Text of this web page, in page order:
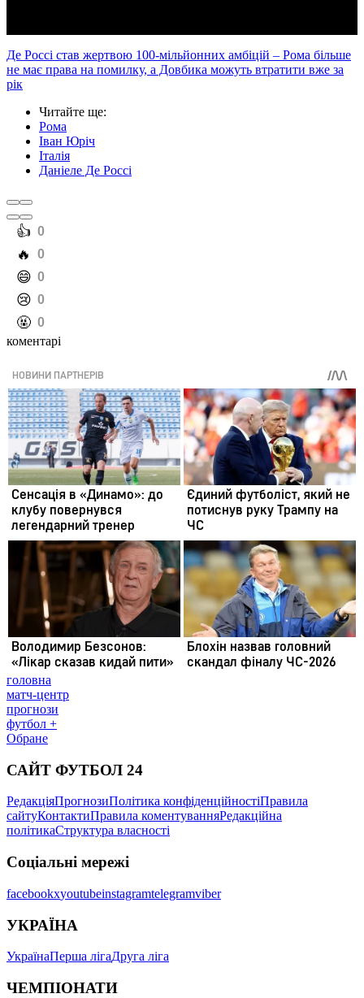
Де Россі став жертвою 100-мільйонних амбіцій – Рома більше
не має права на помилку, а Довбика можуть втратити вже за
рік
Читайте ще:
Рома
Іван Юріч
Італія
Даніеле Де Россі
️👍 0
️🔥 0
️😄 0
️😢 0
️🤬 0
коментарі
головна
матч-центр
прогнози
футбол +
Обране
САЙТ ФУТБОЛ 24
РедакціяПрогнозиПолітика конфіденційностіПравила
сайтуКонтактиПравила коментуванняРедакційна
політикаСтруктура власності
Соціальні мережі
facebookxyoutubeinstagramtelegramviber
УКРАЇНА
УкраїнаПерша лігаДруга ліга
ЧЕМПІОНАТИ